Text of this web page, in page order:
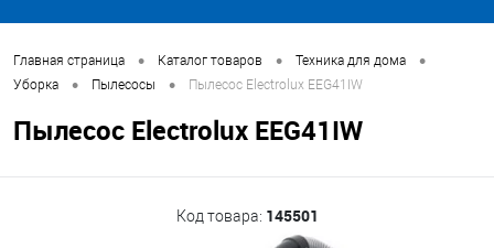
Главная страница • Каталог товаров • Техника для дома •
Уборка • Пылесосы • Пылесос Electrolux EEG41IW
Пылесос Electrolux EEG41IW
Код товара: 145501